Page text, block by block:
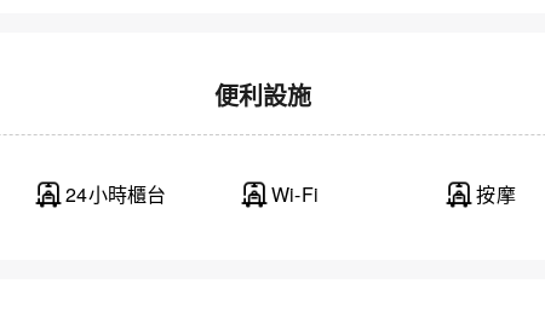
便利設施
24小時櫃台 Wi-Fi 按摩